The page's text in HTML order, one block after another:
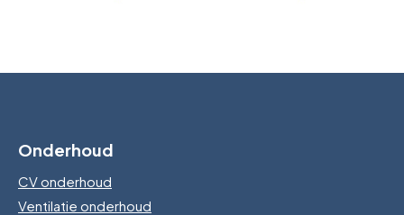
Onderhoud
CV onderhoud
Ventilatie onderhoud